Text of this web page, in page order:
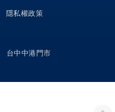
隱私權政策
台中中港門市